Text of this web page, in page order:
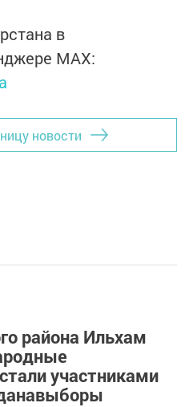
в
MАХ:
новости
района Ильхам
участниками